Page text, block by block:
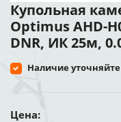
Купольная
Optimus AHD-
DNR, ИК 25м,
Наличие
Цена: